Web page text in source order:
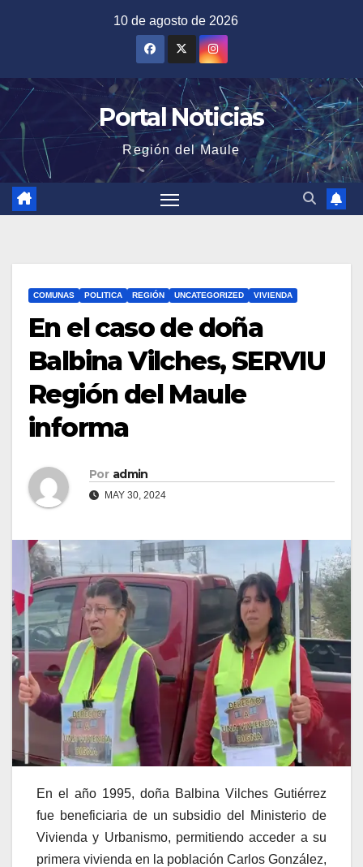
10 de agosto de 2026
Portal Noticias
Región del Maule
COMUNAS POLITICA REGIÓN UNCATEGORIZED VIVIENDA
En el caso de doña
Balbina Vilches, SERVIU
Región del Maule
informa
Por admin
MAY 30, 2024
En el año 1995, doña Balbina Vilches Gutiérrez
fue beneficiaria de un subsidio del Ministerio de
Vivienda y Urbanismo, permitiendo acceder a su
primera vivienda en la población Carlos González,